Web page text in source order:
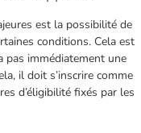
est la possibilité de
conditions. Cela est
pas immédiatement une
il doit s’inscrire comme
d’éligibilité fixés par les